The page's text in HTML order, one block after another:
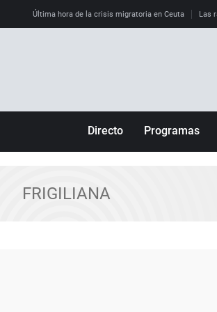
Última hora de la crisis migratoria en Ceuta Las
Directo Programas
FRIGILIANA